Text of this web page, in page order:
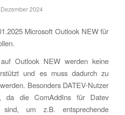
2024
Microsoft Outlook NEW für
Outlook NEW werden keine
und es muss dadurch zu
Besonders DATEV-Nutzer
da die ComAddIns für Datev
sind, um z.B. entsprechende